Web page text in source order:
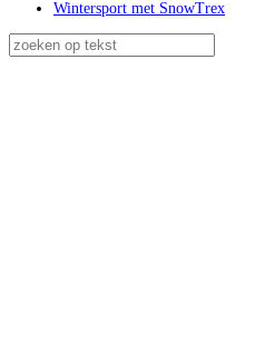
Wintersport met SnowTrex